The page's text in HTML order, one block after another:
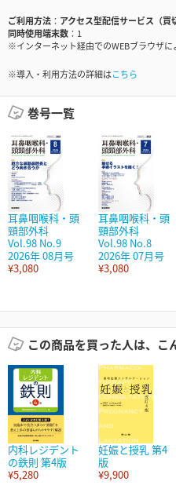
ご利用方法
アクセス型配信サービス（買
同時使用端末数
1
※インターネット経由でのWEBブラウザに
※導入・利用方法の詳細はこちら
巻号一覧
耳鼻咽喉科・頭
頸部外科
Vol.98 No.9
2026年 08月号
¥3,080
耳鼻咽喉科・頭
頸部外科
Vol.98 No.8
2026年 07月号
¥3,080
この商品を買った人は、こ
内科レジデント
の鉄則 第4版
¥5,280
妊娠と授乳 第4
版
¥9,900